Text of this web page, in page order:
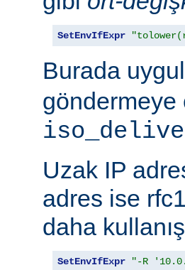
SetEnvIfExpr
Burada
göndermeye
Uzak IP
adres ise
daha
SetEnvIfExpr "-R